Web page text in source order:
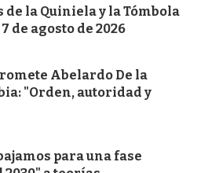
de la Quiniela y la Tómbola
de agosto de 2026
Abelardo De la
"Orden, autoridad y
para una fase